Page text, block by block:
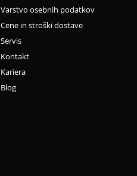
Varstvo osebnih podatkov
Cene in stroški dostave
Servis
Kontakt
Kariera
Blog